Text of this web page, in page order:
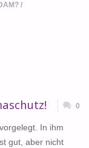
/
0
In ihm
gut, aber nicht